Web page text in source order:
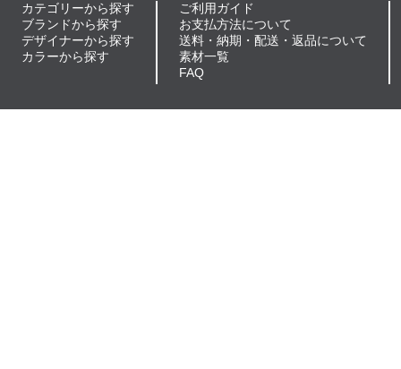
カテゴリーから探す
ブランドから探す
デザイナーから探す
カラーから探す
ご利用ガイド
お支払方法について
送料・納期・配送・返品について
素材一覧
FAQ